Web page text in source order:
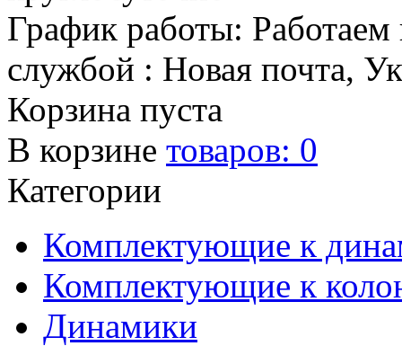
График работы: Работаем
службой : Новая почта,
Корзина пуста
В корзине товаров: 0
Категории
Комплектующие к
Комплектующие к
Динамики